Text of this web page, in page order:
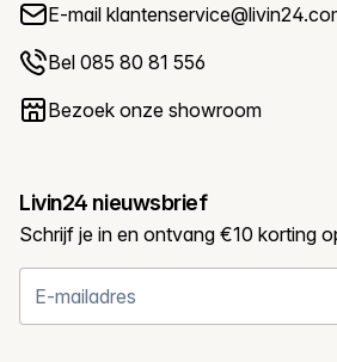
E-mail
Bel 085 80 81 556
Bezoek onze showroom
Livin24 nieuwsbrief
Schrijf je in en ontvang €10 korting